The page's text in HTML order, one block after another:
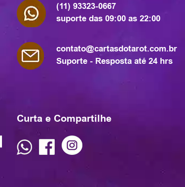
(11) 93323-0667
suporte das 09:00 as 22:00
contato@cartasdotarot.com.br
Suporte - Resposta até 24 hrs
Curta e Compartilhe